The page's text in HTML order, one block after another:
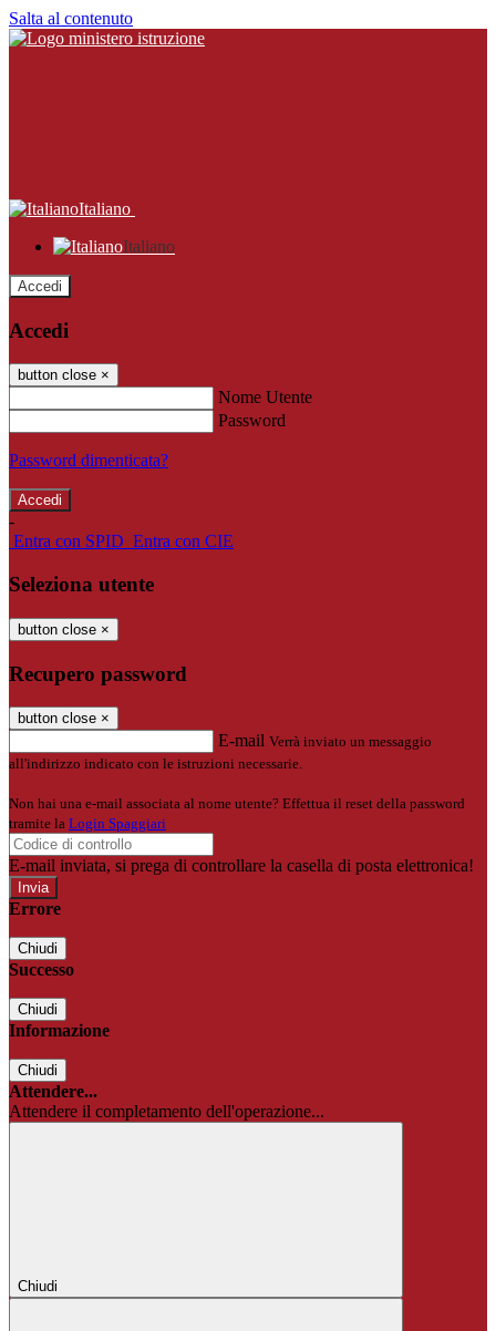
Salta al contenuto
Italiano
Italiano
Accedi
Accedi
button close ×
Nome Utente
Password
Password dimenticata?
-
Entra con SPID Entra con CIE
Seleziona utente
button close ×
Recupero password
button close ×
E-mail Verrà inviato un messaggio
all'indirizzo indicato con le istruzioni necessarie.
Non hai una e-mail associata al nome utente? Effettua il reset della password
tramite la Login Spaggiari
E-mail inviata, si prega di controllare la casella di posta elettronica!
Errore
Chiudi
Successo
Chiudi
Informazione
Chiudi
Attendere...
Attendere il completamento dell'operazione...
Chiudi